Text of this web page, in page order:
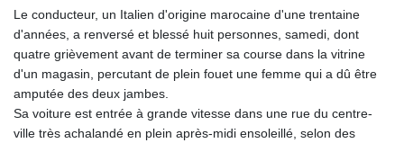
Le conducteur, un Italien d'origine marocaine d'une trentaine
d'années, a renversé et blessé huit personnes, samedi, dont
quatre grièvement avant de terminer sa course dans la vitrine
d'un magasin, percutant de plein fouet une femme qui a dû être
amputée des deux jambes.
Sa voiture est entrée à grande vitesse dans une rue du centre-
ville très achalandé en plein après-midi ensoleillé, selon des